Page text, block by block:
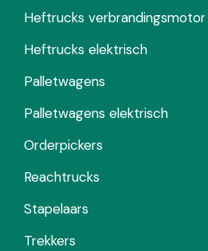
Heftrucks verbrandingsmotor
Heftrucks elektrisch
Palletwagens
Palletwagens elektrisch
Orderpickers
Reachtrucks
Stapelaars
Trekkers